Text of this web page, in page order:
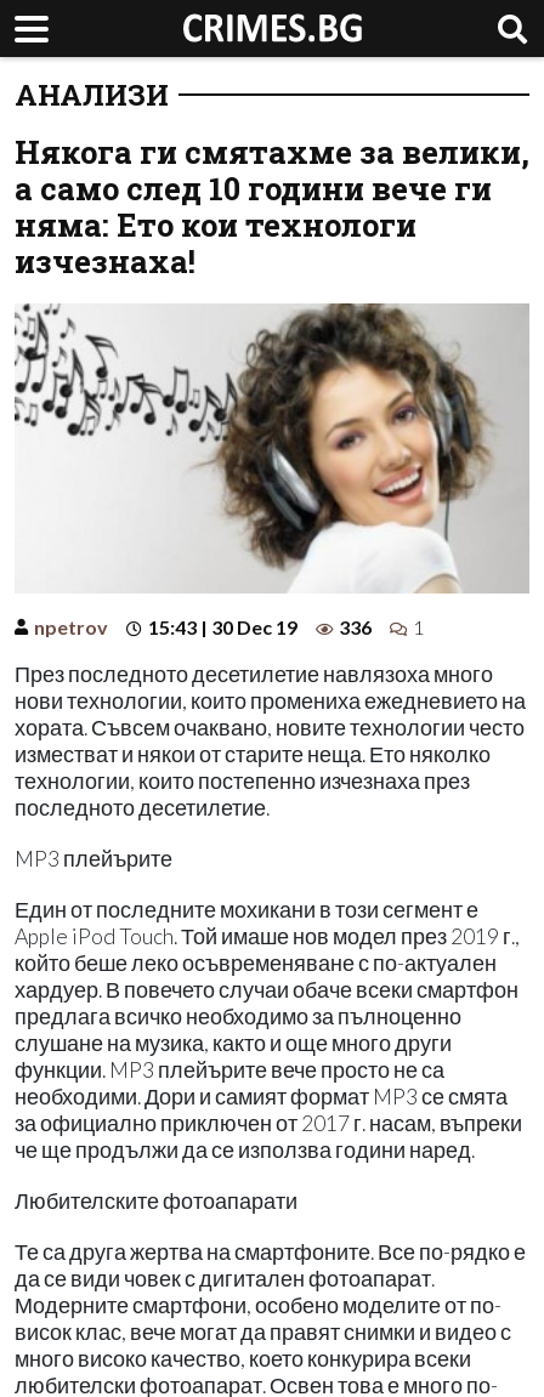
АНАЛИЗИ
Някога ги смятахме за велики,
а само след 10 години вече ги
няма: Ето кои технологи
изчезнаха!
npetrov 15:43 | 30 Dec 19 336 1
През последното десетилетие навлязоха много
нови технологии, които промениха ежедневието на
хората. Съвсем очаквано, новите технологии често
изместват и някои от старите неща. Ето няколко
технологии, които постепенно изчезнаха през
последното десетилетие.
MP3 плейърите
Един от последните мохикани в този сегмент е
Apple iPod Touch. Той имаше нов модел през 2019 г.,
който беше леко осъвременяване с по-актуален
хардуер. В повечето случаи обаче всеки смартфон
предлага всичко необходимо за пълноценно
слушане на музика, както и още много други
функции. MP3 плейърите вече просто не са
необходими. Дори и самият формат MP3 се смята
за официално приключен от 2017 г. насам, въпреки
че ще продължи да се използва години наред.
Любителските фотоапарати
Те са друга жертва на смартфоните. Все по-рядко е
да се види човек с дигитален фотоапарат.
Модерните смартфони, особено моделите от по-
висок клас, вече могат да правят снимки и видео с
много високо качество, което конкурира всеки
любителски фотоапарат. Освен това е много по-